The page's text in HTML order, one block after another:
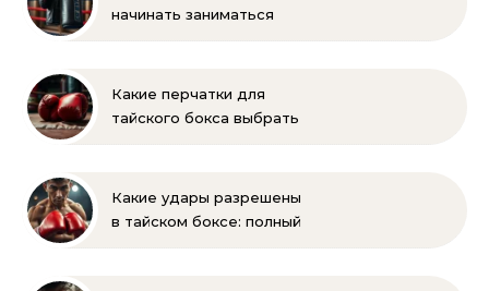
начинать заниматься
Какие перчатки для
тайского бокса выбрать
Какие удары разрешены
в тайском боксе: полный